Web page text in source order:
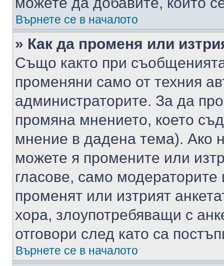
Върнете се в началото
» Как да променя или
Също както при
променяни само от техния
администраторите. За да
промяна мнението, което
мнение в дадена тема). Ако
можете я промените или
гласове, само
променят или изтрият
хора, злоупотребяващи с
отговори след като са
Върнете се в началото